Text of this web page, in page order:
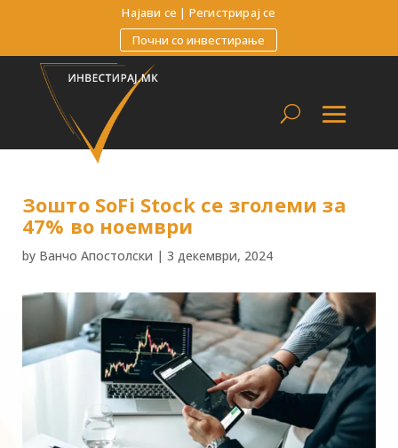
Најави се | Регистрирај се
Почни со инвестирање
Зошто SoFi Stock се зголеми за
47% во ноември
by Ванчо Апостолски | 3 декември, 2024